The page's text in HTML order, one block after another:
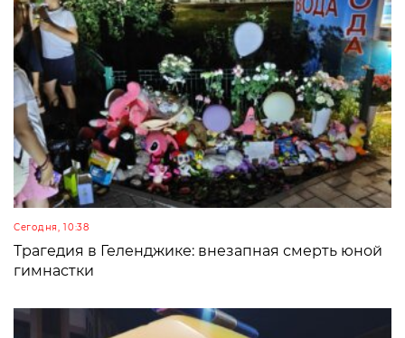
Сегодня, 10:38
Трагедия в Геленджике: внезапная смерть юной
гимнастки